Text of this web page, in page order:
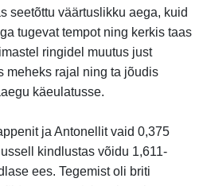
seetõttu väärtuslikku aega, kuid
tugevat tempot ning kerkis taas
ringidel muutus just
meheks rajal ning ta jõudis
käeulatusse.
ja Antonellit vaid 0,375
kindlustas võidu 1,611-
ees. Tegemist oli briti